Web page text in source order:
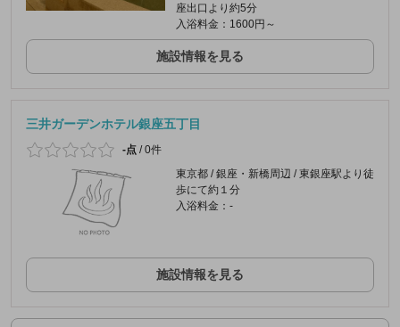
座出口より約5分
入浴料金：1600円～
施設情報を見る
三井ガーデンホテル銀座五丁目
-点 /0件
東京都 / 銀座・新橋周辺 / 東銀座駅より徒
歩にて約１分
入浴料金：-
施設情報を見る